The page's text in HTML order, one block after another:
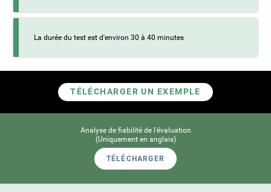
La durée du test est d'environ 30 à 40 minutes
TÉLÉCHARGER UN EXEMPLE
Analyse de fiabilité de l'évaluation
(Uniquement en anglais)
TÉLÉCHARGER